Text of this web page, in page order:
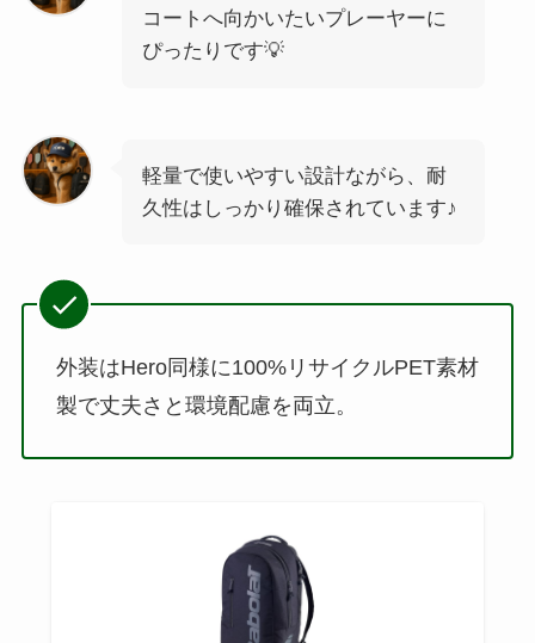
コートへ向かいたいプレーヤーに
ぴったりです💡
軽量で使いやすい設計ながら、耐
久性はしっかり確保されています♪
外装はHero同様に100%リサイクルPET素材
製で丈夫さと環境配慮を両立。